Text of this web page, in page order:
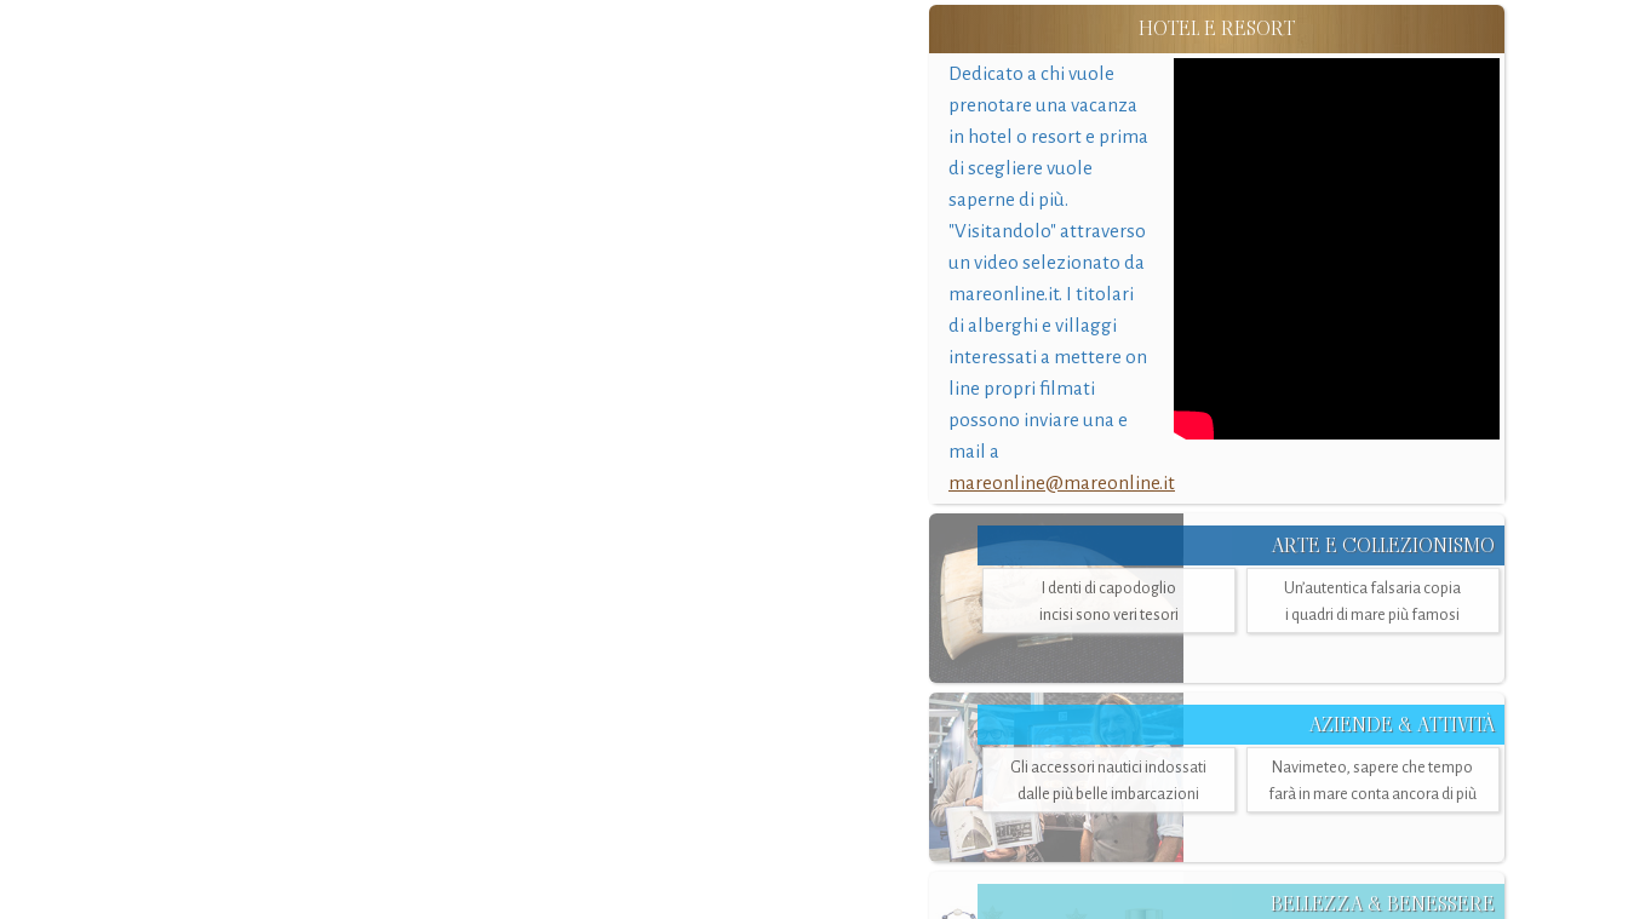
HOTEL E RESORT
Dedicato a chi vuole
prenotare una vacanza
in hotel o resort e prima
di scegliere vuole
saperne di più.
"Visitandolo" attraverso
un video selezionato da
mareonline.it. I titolari
di alberghi e villaggi
interessati a mettere on
line propri filmati
possono inviare una e
mail a
mareonline@mareonline.it
ARTE E COLLEZIONISMO
I denti di capodoglio
incisi sono veri tesori
Un’autentica falsaria copia
i quadri di mare più famosi
AZIENDE & ATTIVITÀ
Gli accessori nautici indossati
dalle più belle imbarcazioni
Navimeteo, sapere che tempo
farà in mare conta ancora di più
BELLEZZA & BENESSERE